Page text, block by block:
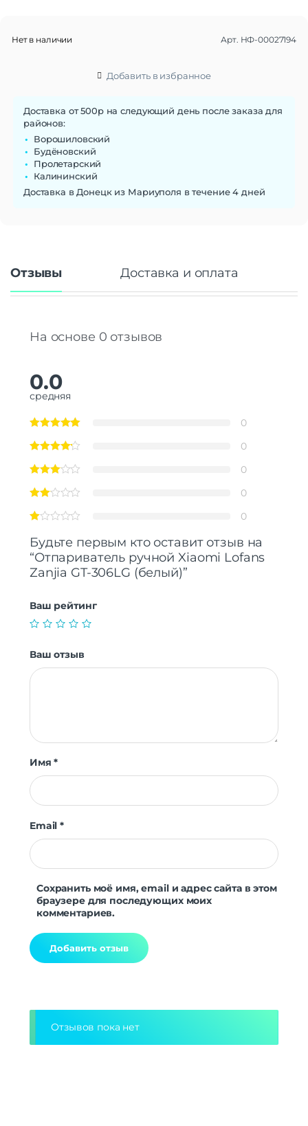
Нет в наличии Арт. НФ-00027194
Добавить в избранное
Доставка от 500р на следующий день после заказа для
районов:
Ворошиловский
Будёновский
Пролетарский
Калининский
Доставка в Донецк из Мариуполя в течение 4 дней
Отзывы Доставка и оплата
На основе 0 отзывов
0.0
средняя
0
0
0
0
0
Будьте первым кто оставит отзыв на
“Отпариватель ручной Xiaomi Lofans
Zanjia GT-306LG (белый)”
Ваш рейтинг
Ваш отзыв
Имя*
Email*
Сохранить моё имя, email и адрес сайта в этом
браузере для последующих моих
комментариев.
Отзывов пока нет